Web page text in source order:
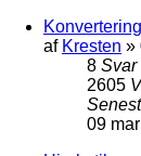
af Kresten »
8 Svar
2605
09